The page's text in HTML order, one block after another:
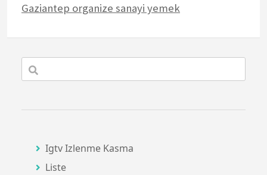
Gaziantep organize sanayi yemek
Igtv Izlenme Kasma
Liste